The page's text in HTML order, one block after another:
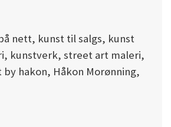
nett, kunst til salgs, kunst
kunstverk, street art maleri,
hakon, Håkon Morønning,